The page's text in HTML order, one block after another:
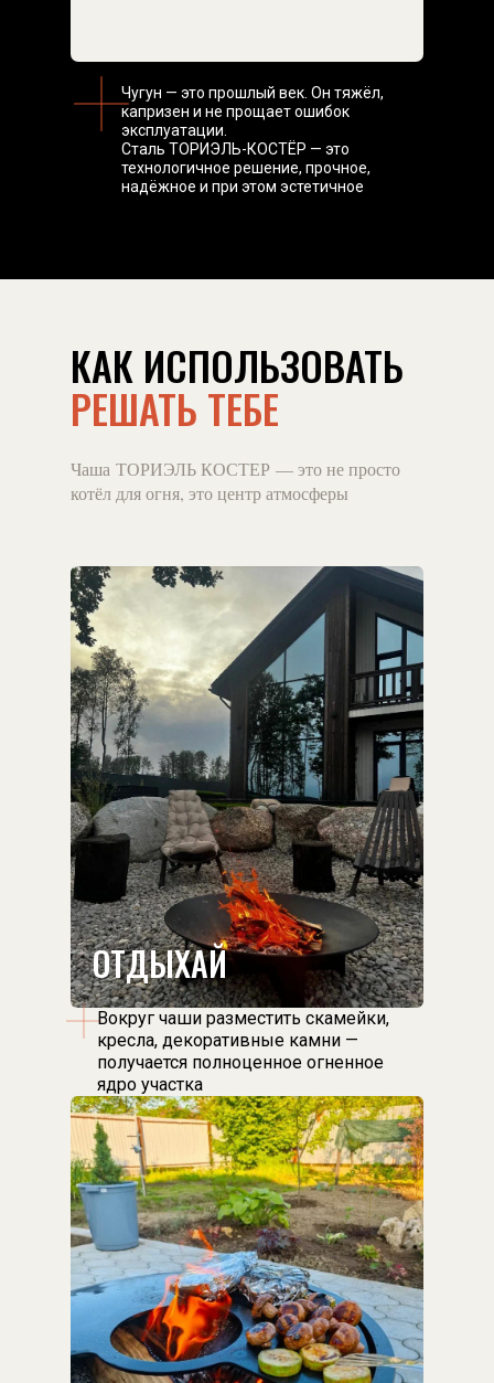
Чугун — это прошлый век. Он тяжёл,
капризен и не прощает ошибок
эксплуатации.
Сталь ТОРИЭЛЬ-КОСТЁР — это
технологичное решение, прочное,
надёжное и при этом эстетичное
Чаша ТОРИЭЛЬ КОСТЕР — это не просто
котёл для огня, это центр атмосферы
КАК ИСПОЛЬЗОВАТЬ
РЕШАТЬ ТЕБЕ
Вокруг чаши разместить скамейки,
кресла, декоративные камни —
получается полноценное огненное
ядро участка
ОТДЫХАЙ